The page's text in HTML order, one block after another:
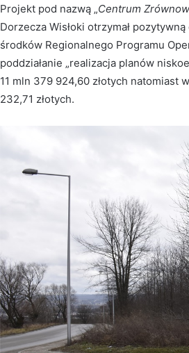
Projekt pod nazwą „Centrum
Dorzecza Wisłoki otrzymał
środków Regionalnego Programu
poddziałanie „realizacja planów
11 mln 379 924,60 złotych
232,71 złotych.